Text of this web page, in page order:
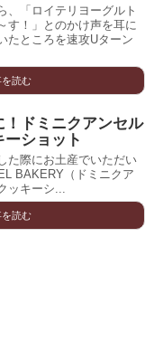
、「ロイテリヨーグルト
す！」とのかけ声を耳に
たところを速攻Uターン
読む
ドミニクアンセル
ショット
た際にお土産でいただい
BAKERY（ドミニクア
ッキーシ...
読む